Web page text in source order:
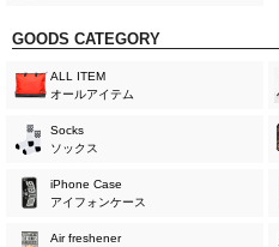
GOODS CATEGORY
ALL ITEM
オールアイテム
Socks
ソックス
iPhone Case
アイフォンケース
Air freshener